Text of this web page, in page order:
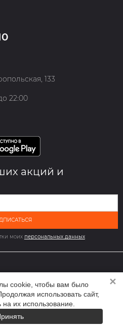
cookie, чтобы вам было
использовать сайт,
их использование.
✕
133
22:00
акций и
моих персональных данных
одежды и обуви med-